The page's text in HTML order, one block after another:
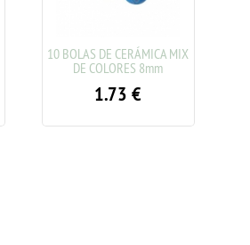
10 BOLAS DE CERÁMICA MIX
DE COLORES 8mm
1.73 €